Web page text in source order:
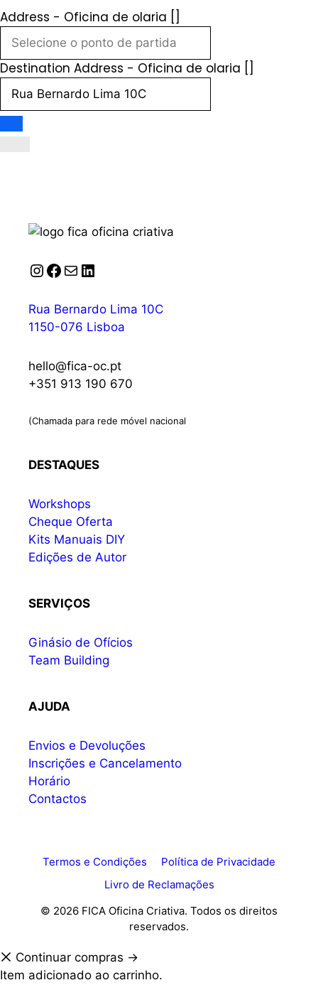
Address - Oficina de olaria []
Destination Address - Oficina de olaria []
Instagram
Facebook
Correio
LinkedIn
Rua Bernardo Lima 10C
1150-076 Lisboa
hello@fica-oc.pt
+351 913 190 670
(Chamada para rede móvel nacional
DESTAQUES
Workshops
Cheque Oferta
Kits Manuais DIY
Edições de Autor
SERVIÇOS
Ginásio de Ofícios
Team Building
AJUDA
Envios e Devoluções
Inscrições e Cancelamento
Horário
Contactos
Termos e Condições
Política de Privacidade
Livro de Reclamações
© 2026 FICA Oficina Criativa. Todos os direitos
reservados.
Continuar compras →
Item adicionado ao carrinho.